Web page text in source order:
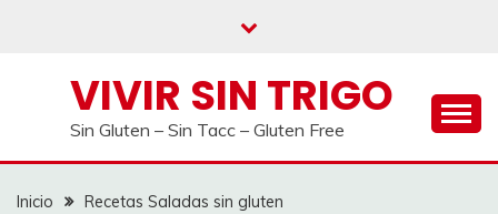
VIVIR SIN TRIGO
Sin Gluten – Sin Tacc – Gluten Free
Inicio
Recetas Saladas sin gluten